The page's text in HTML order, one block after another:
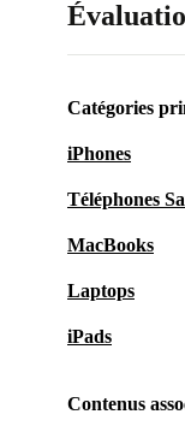
Catégories
iPhones
Téléphones
MacBooks
Laptops
iPads
Contenus